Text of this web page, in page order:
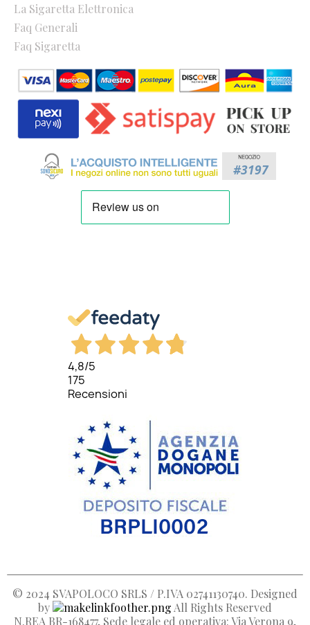
La Sigaretta Elettronica
Faq Generali
Faq Sigaretta
4,8/5
175
Recensioni
© 2024 SVAPOLOCO SRLS / P.IVA 02741130740. Designed
by
All Rights Reserved
N.REA BR-168477, Sede legale ed operativa: Via Verona 9,